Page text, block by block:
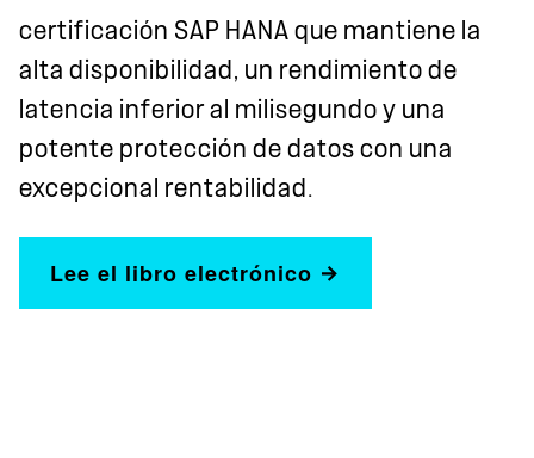
certificación SAP HANA que mantiene la
alta disponibilidad, un rendimiento de
latencia inferior al milisegundo y una
potente protección de datos con una
excepcional rentabilidad.
Lee el libro electrónico